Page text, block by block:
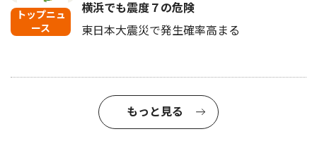
トップニュ
ース
横浜でも震度７の危険
東日本大震災で発生確率高まる
もっと見る